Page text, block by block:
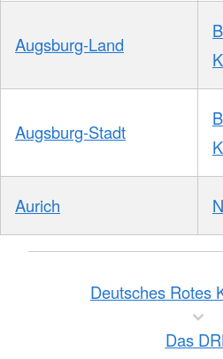
Augsburg-Land
Augsburg-Stadt
Aurich
Deutsches Rotes
Das